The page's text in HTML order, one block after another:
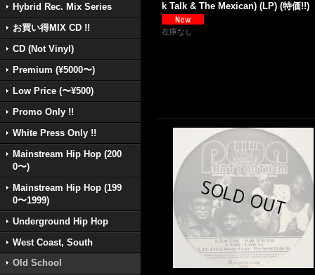
Hybrid Rec. Mix Series
お買い得MIX CD !!
CD (Not Vinyl)
Premium (¥5000〜)
Low Price (〜¥500)
Promo Only !!
White Press Only !!
Mainstream Hip Hop (200
0〜)
Mainstream Hip Hop (199
0〜1999)
Underground Hip Hop
West Coast, South
Old School
k Talk & The Mexican) (LP) (特価!!)
在庫なし